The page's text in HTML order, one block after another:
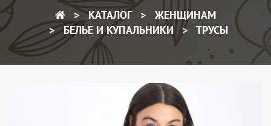
КАТАЛОГ
ЖЕНЩИНАМ
БЕЛЬЕ И КУПАЛЬНИКИ
ТРУСЫ